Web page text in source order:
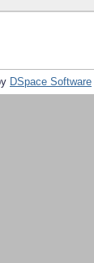
DSpace Software